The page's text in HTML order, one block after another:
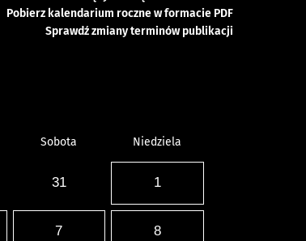
Pobierz kalendarium roczne w formacie PDF
Sprawdź zmiany terminów publikacji
Sobota Niedziela
31 1
7 8